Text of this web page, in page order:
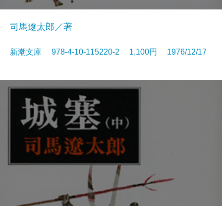
司馬遼太郎／著
新潮文庫 978-4-10-115220-2 1,100円 1976/12/17